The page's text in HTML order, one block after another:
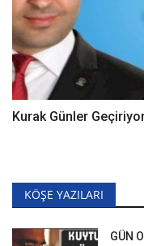
Kurak Günler
KÖŞE YAZILARI
GÜN